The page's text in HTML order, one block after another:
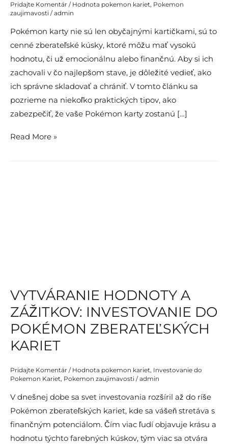
Pridajte Komentár / Hodnota pokemon kariet, Pokemon
zaujimavosti /admin
Pokémon karty nie sú len obyčajnými kartičkami, sú to
cenné zberateľské kúsky, ktoré môžu mať vysokú
hodnotu, či už emocionálnu alebo finančnú. Aby si ich
zachovali v čo najlepšom stave, je dôležité vedieť, ako
ich správne skladovať a chrániť. V tomto článku sa
pozrieme na niekoľko praktických tipov, ako
zabezpečiť, že vaše Pokémon karty zostanú […]
Ako
Read More »
VYTVÁRANIE HODNOTY A
ZÁŽITKOV: INVESTOVANIE DO
POKÉMON ZBERATEĽSKÝCH
KARIET
Pridajte Komentár / Hodnota pokemon kariet, Investovanie do
Pokemon Kariet, Pokemon zaujimavosti / admin
V dnešnej dobe sa svet investovania rozšíril až do ríše
Pokémon zberateľských kariet, kde sa vášeň stretáva s
finančným potenciálom. Čím viac ľudí objavuje krásu a
hodnotu týchto farebných kúskov, tým viac sa otvára